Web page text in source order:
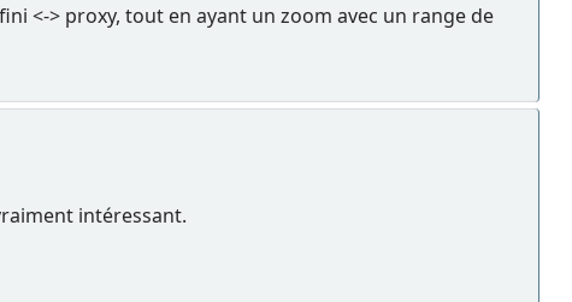
<-> proxy, tout en ayant un zoom avec un range de
intéressant.